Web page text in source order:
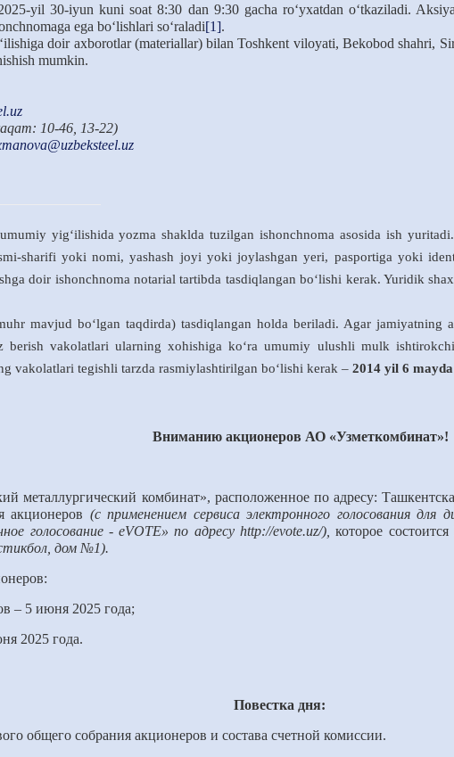
yil 30-iyun kuni soat 8:30 dan 9:30 gacha ro‘yxatdan o‘tkaziladi.
ega bo‘lishlari so‘raladi[1].
doir axborotlar (materiallar) bilan Toshkent viloyati, Bekobod shahri,
mumkin.
10-46, 13-22)
yig‘ilishida yozma shaklda tuzilgan ishonchnoma asosida ish
sharifi yoki nomi, yashash joyi yoki joylashganyeri, pasportiga yoki
doir ishonchnoma notarial tartibda tasdiqlangan bo‘lishi kerak. Yuridik
mavjud bo‘lgan taqdirda) tasdiqlangan holda beriladi. Agar jamiyatning
berish vakolatlari ularning xohishiga ko‘ra umumiy ulushli mulk
vakolatlari tegishli tarzda rasmiylashtirilgan bo‘lishi kerak – 2014 yil 6
Вниманию акционеров АО «Узметкомбинат»!
металлургический комбинат», расположенное по адресу:
акционеров (сприменением сервиса электронного голосования для
голосование - eVOTE» по адресу http://evote.uz/) ,которое состоится
дом №1).
– 5 июня 2025 года;
2025 года.
Повестка дня:
общего собрания акционеров и состава счетной комиссии.